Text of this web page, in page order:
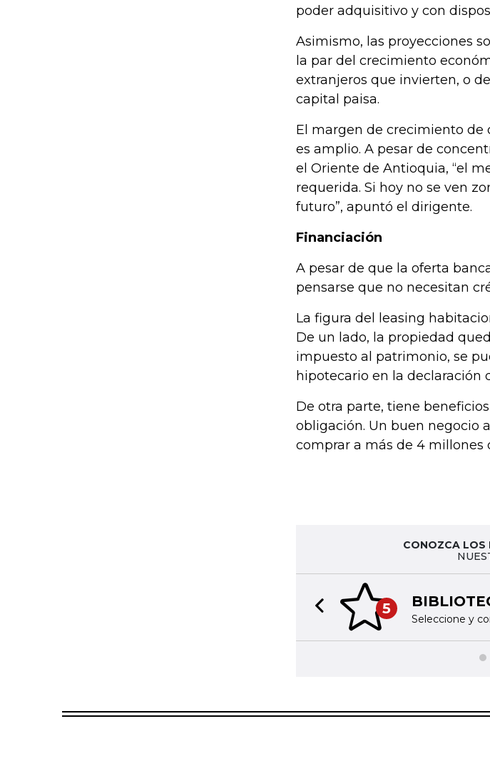
poder adquisitivo y con
Asimismo, las proyecciones
la par del crecimiento
extranjeros que invierten, o
capital paisa.
El margen de crecimiento de
es amplio. A pesar de
el Oriente de Antioquia, “el
requerida. Si hoy no se ven
futuro”, apuntó el dirigente.
Financiación
A pesar de que la oferta
pensarse que no necesitan
La figura del leasing
De un lado, la propiedad
impuesto al patrimonio, se
hipotecario en la declaración
De otra parte, tiene
obligación. Un buen negocio
comprar a más de 4 millones
CONOZCA LOS
5
Seleccione y
Previous slide